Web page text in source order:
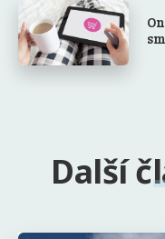
Další